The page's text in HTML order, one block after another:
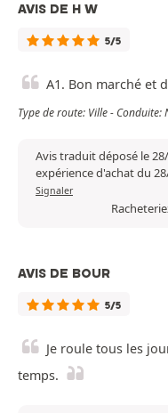
AVIS DE H W
5/5
A1. Bon marché et
Type de route: Ville - Conduite:
Avis traduit déposé le
expérience d'achat du
Signaler
AVIS DE BOUR
5/5
Je roule tous les
temps.